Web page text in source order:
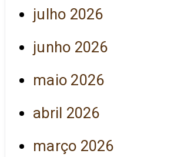
julho 2026
junho 2026
maio 2026
abril 2026
março 2026